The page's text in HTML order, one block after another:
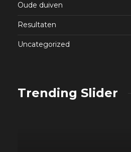
Oude duiven
Resultaten
Uncategorized
Trending Slider